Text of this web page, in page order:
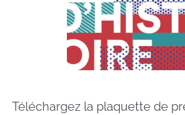
Téléchargez la plaquette de